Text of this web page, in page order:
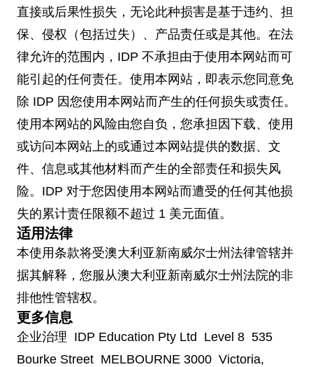
直接或后果性损失，无论此种损害是基于违约、担
保、侵权（包括过失）、产品责任或是其他。在法
律允许的范围内，IDP 不承担由于使用本网站而可
能引起的任何责任。使用本网站，即表示您同意免
除 IDP 因您使用本网站而产生的任何损失或责任。
使用本网站的风险由您自负，您承担因下载、使用
或访问本网站上的或通过本网站提供的数据、文
件、信息或其他材料而产生的全部责任和损失风
险。IDP 对于您因使用本网站而遭受的任何其他损
失的累计责任限额不超过 1 美元面值。
适用法律
本使用条款将受澳大利亚新南威尔士州法律管辖并
据其解释，您服从澳大利亚新南威尔士州法院的非
排他性管辖权。
更多信息
企业治理 IDP Education Pty Ltd Level 8 535
Bourke Street MELBOURNE 3000 Victoria,